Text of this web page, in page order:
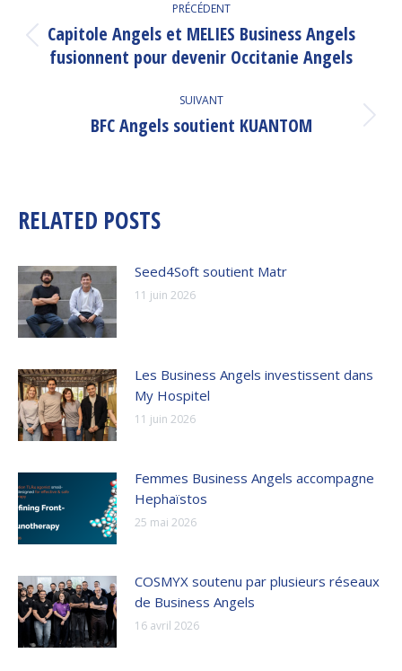
ARTICLE
PRÉCÉDENT
Article
précédent
Capitole Angels et MELIES Business Angels
fusionnent pour devenir Occitanie Angels
SUIVANT
Article
BFC Angels soutient KUANTOM
RELATED POSTS
Seed4Soft soutient Matr
11 juin 2026
Les Business Angels investissent dans
My Hospitel
11 juin 2026
Femmes Business Angels accompagne
Hephaïstos
25 mai 2026
COSMYX soutenu par plusieurs réseaux
de Business Angels
16 avril 2026